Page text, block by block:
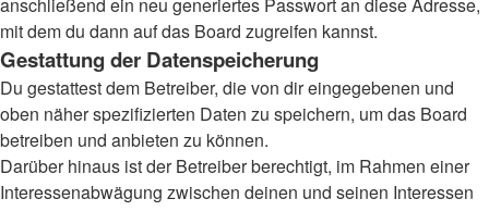
mit dem du dann auf das Board zugreifen kannst.
Gestattung der Datenspeicherung
Du gestattest dem Betreiber, die von dir eingegebenen und
oben näher spezifizierten Daten zu speichern, um das Board
betreiben und anbieten zu können.
Darüber hinaus ist der Betreiber berechtigt, im Rahmen einer
Interessenabwägung zwischen deinen und seinen Interessen